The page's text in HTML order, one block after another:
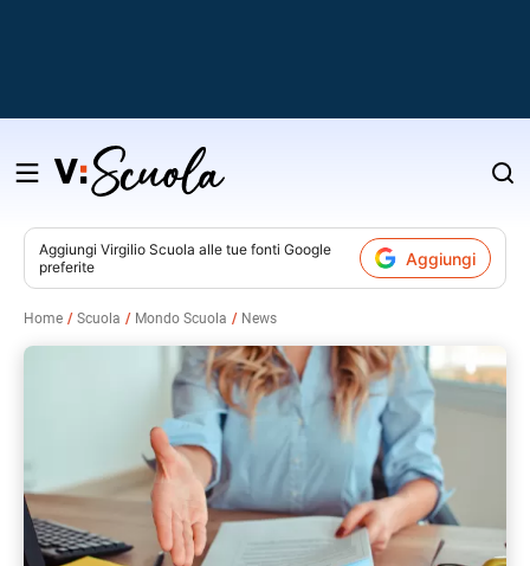
Salta
contenuto
Aggiungi Virgilio Scuola alle tue fonti Google
preferite
Aggiungi
Home Scuola Mondo Scuola News